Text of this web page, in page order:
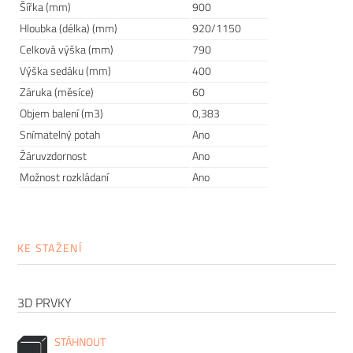
Innovation Living Pocket Spring:
1. pevná kovová konstrukce
2. kovová mříž
3. netkaná textilie
4. Pocket Spring 6-12 cm
5. Pěnové jádro
6. Vláknitá textura
7. Netkaná textilie
Šířka (mm)
900
Hloubka (délka) (mm)
920/1150
Celková výška (mm)
790
Výška sedáku (mm)
400
Záruka (měsíce)
60
Objem balení (m3)
0,383
Snímatelný potah
Ano
Žáruvzdornost
Ano
Možnost rozkládaní
Ano
KE STAŽENÍ
3D PRVKY
STÁHNOUT